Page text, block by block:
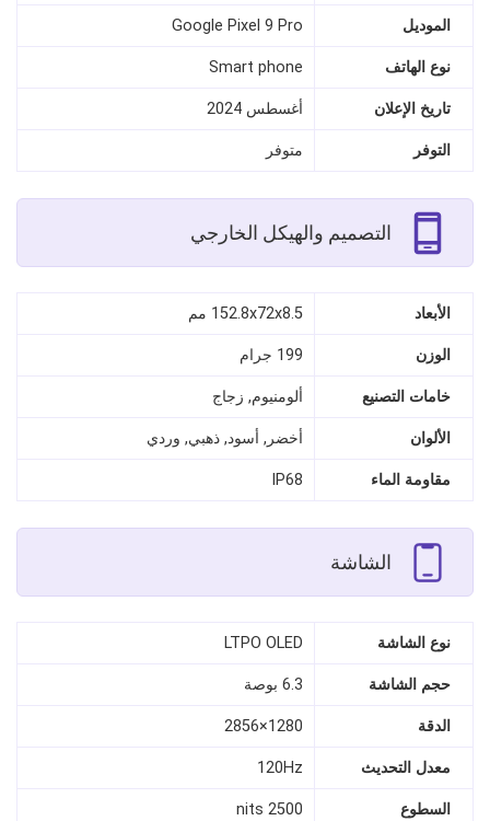
الموديل Google Pixel 9 Pro
نوع الهاتف Smart phone
تاريخ الإعلان أغسطس 2024
التوفر متوفر
التصميم والهيكل الخارجي
الأبعاد 152.8x72x8.5 مم
الوزن 199 جرام
خامات التصنيع ألومنيوم, زجاج
الألوان أخضر, أسود, ذهبي, وردي
مقاومة الماء IP68
الشاشة
نوع الشاشة LTPO OLED
حجم الشاشة 6.3 بوصة
الدقة 1280×2856
معدل التحديث 120Hz
السطوع 2500 nits